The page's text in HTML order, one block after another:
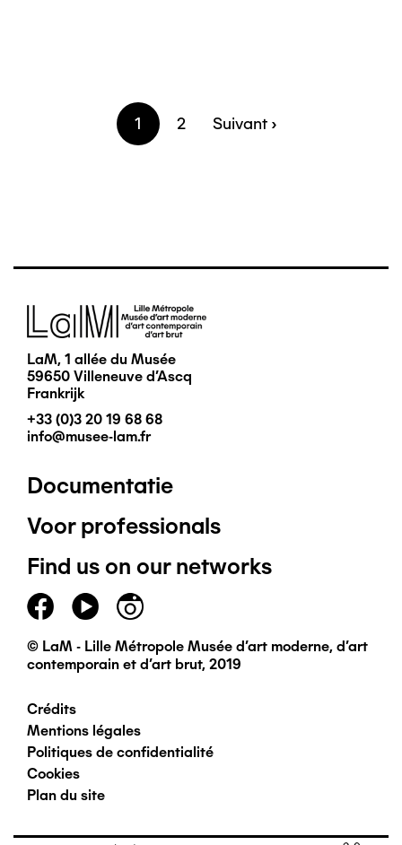
Paginering
Pagina
1 Pagina
2 Volgende
Suivant ›
Afbeelding
LaM, 1 allée du Musée
59650 Villeneuve d'Ascq
Frankrijk
+33 (0)3 20 19 68 68
info@musee-lam.fr
Pied
de
page
principal
Documentatie
Voor professionals
Find us on our networks
© LaM - Lille Métropole Musée d'art moderne, d'art
contemporain et d'art brut, 2019
Pied
de
page
Crédits
Mentions légales
Politiques de confidentialité
Cookies
Plan du site